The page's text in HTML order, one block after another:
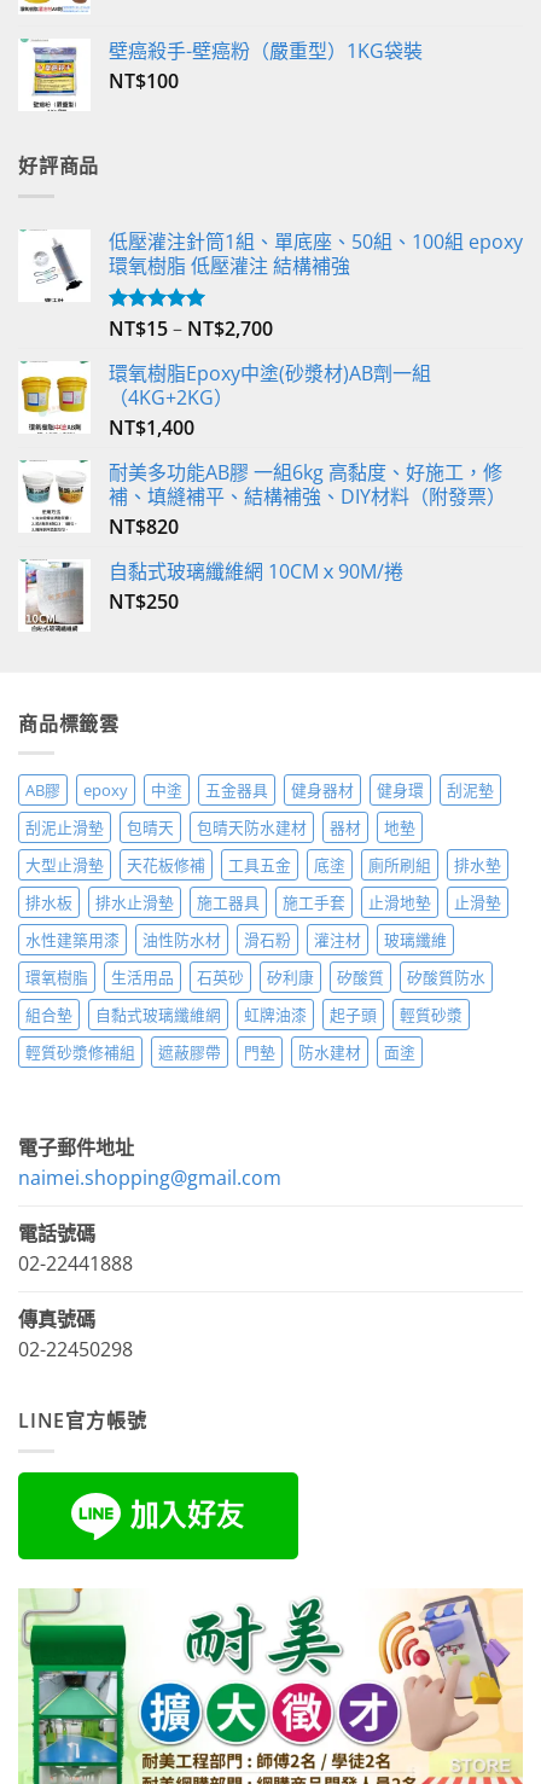
壁癌殺手-壁癌粉（嚴重型）1KG袋裝
NT$100
好評商品
低壓灌注針筒1組、單底座、50組、100組 epoxy
環氧樹脂 低壓灌注 結構補強
評分5.00
NT$15– NT$2,700
環氧樹脂Epoxy中塗(砂漿材)AB劑一組
（4KG+2KG）
NT$1,400
耐美多功能AB膠 一組6kg 高黏度、好施工，修
補、填縫補平、結構補強、DIY材料（附發票）
NT$820
自黏式玻璃纖維網 10CMｘ90M/捲
NT$250
商品標籤雲
AB膠 epoxy 中塗 五金器具 健身器材 健身環
刮泥墊
刮泥止滑墊
包晴天 包晴天防水建材 器材
地墊
大型止滑墊
天花板修補 工具五金 底塗 廁所刷組
排水墊
排水板
排水止滑墊 施工器具 施工手套 止滑地墊
止滑墊
水性建築用漆
油性防水材 滑石粉 灌注材
玻璃纖維
環氧樹脂
生活用品 石英砂 矽利康 矽酸質
矽酸質防水
組合墊
自黏式玻璃纖維網 虹牌油漆 起子頭
輕質砂漿
輕質砂漿修補組
遮蔽膠帶 門墊 防水建材 面塗
電子郵件地址
naimei.shopping@gmail.com
電話號碼
02-22441888
傳真號碼
02-22450298
LINE官方帳號